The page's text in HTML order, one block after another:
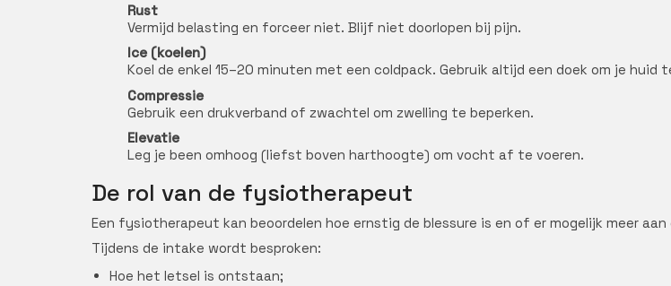
Rust
Vermijd belasting en forceer niet. Blijf niet doorlopen bij pijn.
Ice (koelen)
Koel de enkel 15–20 minuten met een coldpack. Gebruik altijd een doek om je huid
Compressie
Gebruik een drukverband of zwachtel om zwelling te beperken.
Elevatie
Leg je been omhoog (liefst boven harthoogte) om vocht af te voeren.
De rol van de fysiotherapeut
Een fysiotherapeut kan beoordelen hoe ernstig de blessure is en of er mogelijk meer
Tijdens de intake wordt besproken:
Hoe het letsel is ontstaan;